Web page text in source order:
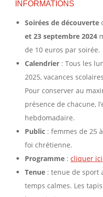
INFORMATIONS
Soirées de découverte
et 23 septembre 2024
de 10 euros par soirée.
Calendrier : Tous les
2025, vacances
Pour conserver au
présence de chacune,
hebdomadaire.
Public : femmes de 25
foi chrétienne.
Programme :cliquer ici
Tenue : tenue de sport
temps calmes. Les